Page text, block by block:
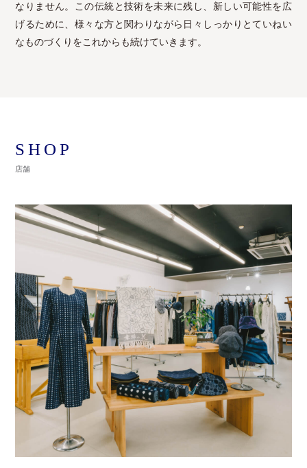
なりません。この伝統と技術を未来に残し、新しい可能性を広
げるために、様々な方と関わりながら日々しっかりとていねい
なものづくりをこれからも続けていきます。
SHOP
店舗